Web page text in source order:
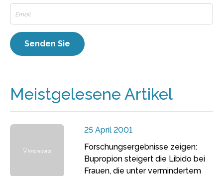
Meistgelesene Artikel
25 April 2001
Forschungsergebnisse zeigen:
Bupropion steigert die Libido bei
Frauen, die unter vermindertem